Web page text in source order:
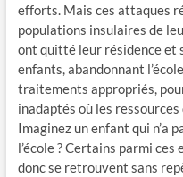
efforts. Mais ces attaques
populations insulaires de
ont quitté leur résidence et
enfants, abandonnant
traitements appropriés,
inadaptés où les
Imaginez un enfant qui n’a
l’école ? Certains parmi
donc se retrouvent sans